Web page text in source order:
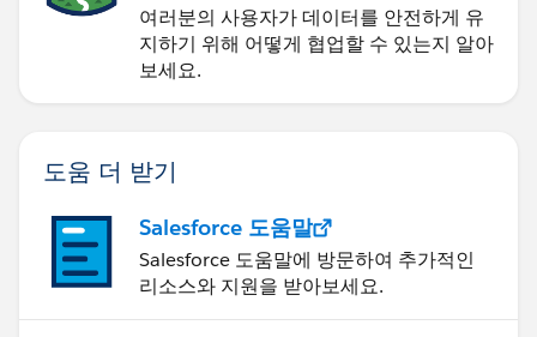
여러분의 사용자가 데이터를 안전하게 유
지하기 위해 어떻게 협업할 수 있는지 알아
보세요.
도움 더 받기
Salesforce 도움말
Salesforce 도움말에 방문하여 추가적인
리소스와 지원을 받아보세요.